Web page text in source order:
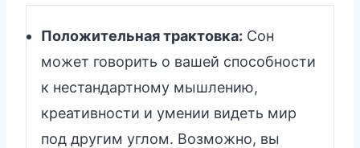
Положительная трактовка: Сон
может говорить о вашей способности
к нестандартному мышлению,
креативности и умении видеть мир
под другим углом. Возможно, вы